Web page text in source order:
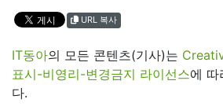
URL 복사
IT동아의 모든 콘텐츠(기사)는
표시-비영리-변경금지 라이선스에 따
다.